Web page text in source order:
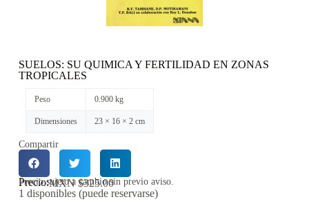
SUELOS: SU QUIMICA Y FERTILIDAD EN ZONAS
TROPICALES
Peso 0.900 kg
Dimensiones 23 × 16 × 2 cm
Compartir
Precio:MXN $325.00
Precio sujeto a cambio sin previo aviso.
1 disponibles (puede reservarse)